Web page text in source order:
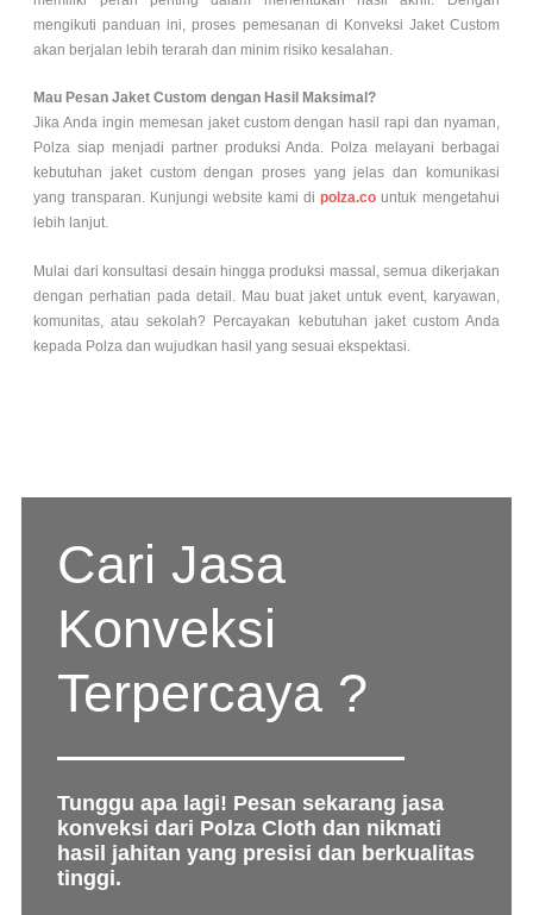
mengikuti panduan ini, proses pemesanan di Konveksi Jaket Custom
akan berjalan lebih terarah dan minim risiko kesalahan.
Mau Pesan Jaket Custom dengan Hasil Maksimal?
Jika Anda ingin memesan jaket custom dengan hasil rapi dan nyaman,
Polza siap menjadi partner produksi Anda. Polza melayani berbagai
kebutuhan jaket custom dengan proses yang jelas dan komunikasi
yang transparan. Kunjungi website kami dipolza.co untuk mengetahui
lebih lanjut.
Mulai dari konsultasi desain hingga produksi massal, semua dikerjakan
dengan perhatian pada detail. Mau buat jaket untuk event, karyawan,
komunitas, atau sekolah? Percayakan kebutuhan jaket custom Anda
kepada Polza dan wujudkan hasil yang sesuai ekspektasi.
Cari Jasa
Konveksi
Terpercaya ?
Tunggu apa lagi! Pesan sekarang jasa
konveksi dari Polza Cloth dan nikmati
hasil jahitan yang presisi dan berkualitas
tinggi.